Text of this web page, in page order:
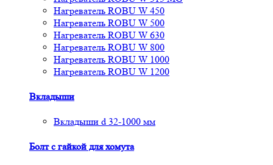
Нагреватель ROBU W 450
Нагреватель ROBU W 500
Нагреватель ROBU W 630
Нагреватель ROBU W 800
Нагреватель ROBU W 1000
Нагреватель ROBU W 1200
Вкладыши
Вкладыши d 32-1000 мм
Болт с гайкой для хомута